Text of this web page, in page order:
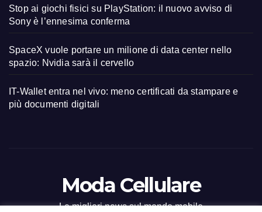
Stop ai giochi fisici su PlayStation: il nuovo avviso di
Sony è l’ennesima conferma
SpaceX vuole portare un milione di data center nello
spazio: Nvidia sarà il cervello
IT-Wallet entra nel vivo: meno certificati da stampare e
più documenti digitali
Moda Cellulare
Le migliori news sul mondo mobile